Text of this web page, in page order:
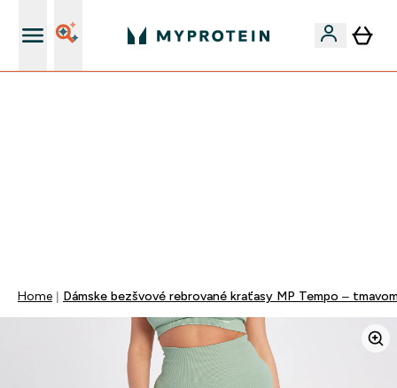
Home Dámske bezšvové rebrované kraťasy MP Tempo –